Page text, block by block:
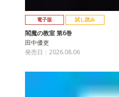
電子版 試し読み
閻魔の教室 第6巻
田中優吏
発売日：2026.08.06